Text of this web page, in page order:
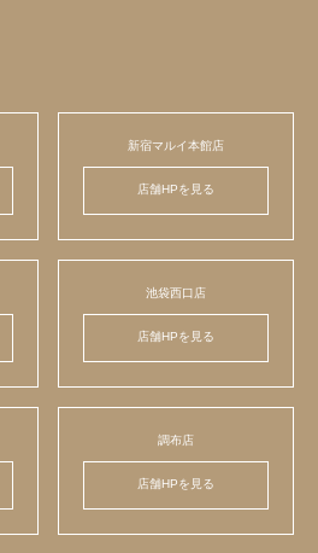
新宿マルイ本館店
店舗HPを見る
池袋西口店
店舗HPを見る
調布店
店舗HPを見る